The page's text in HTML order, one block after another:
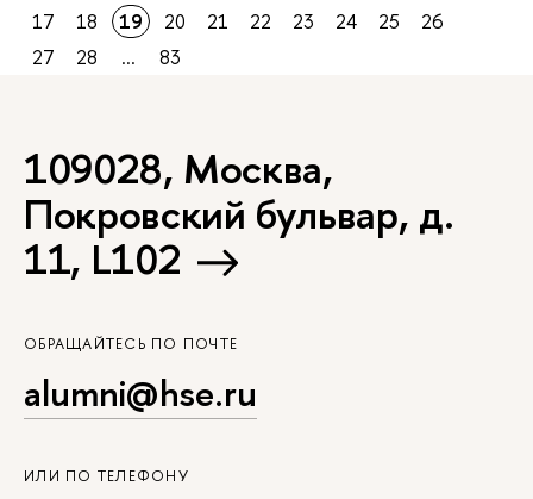
17
18 19 20 21 22 23 24 25
26
27
28 ... 83
109028, Москва,
Покровский бульвар, д.
11, L102
ОБРАЩАЙТЕСЬ ПО ПОЧТЕ
alumni@hse.ru
ИЛИ ПО ТЕЛЕФОНУ